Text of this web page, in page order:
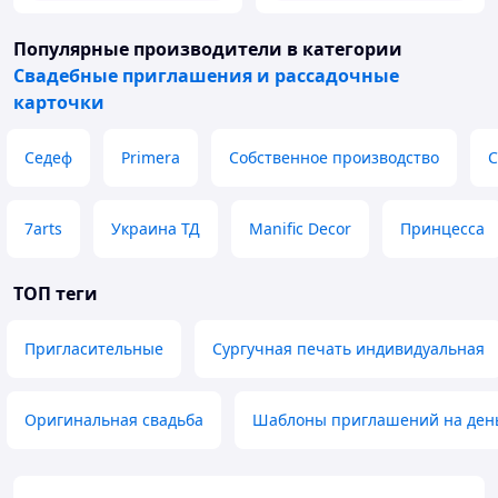
столов вместе с нами и сделайте ваш праздник ещё
более уникальным и незабываемым.
Розміри:
Популярные производители в категории
Свадебные приглашения и рассадочные
карточки
Седеф Primera Собственное производство
7arts Украина ТД Manific Decor Принцесса
ТОП теги
Пригласительные Сургучная печать индивидуальная
Оригинальная свадьба Шаблоны приглашений на